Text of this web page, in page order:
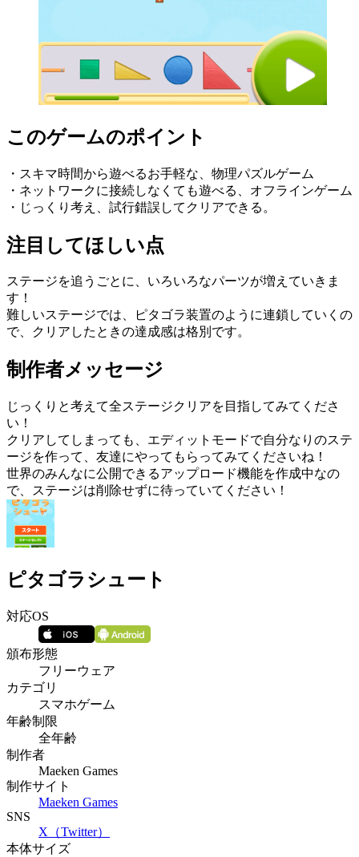
このゲームのポイント
・スキマ時間から遊べるお手軽な、物理パズルゲーム
・ネットワークに接続しなくても遊べる、オフラインゲーム
・じっくり考え、試行錯誤してクリアできる。
注目してほしい点
ステージを追うごとに、いろいろなパーツが増えていきま
す！
難しいステージでは、ピタゴラ装置のように連鎖していくの
で、クリアしたときの達成感は格別です。
制作者メッセージ
じっくりと考えて全ステージクリアを目指してみてくださ
い！
クリアしてしまっても、エディットモードで自分なりのステ
ージを作って、友達にやってもらってみてくださいね！
世界のみんなに公開できるアップロード機能を作成中なの
で、ステージは削除せずに待っていてください！
ピタゴラシュート
対応OS
頒布形態
フリーウェア
カテゴリ
スマホゲーム
年齢制限
全年齢
制作者
Maeken Games
制作サイト
Maeken Games
SNS
X（Twitter）
本体サイズ